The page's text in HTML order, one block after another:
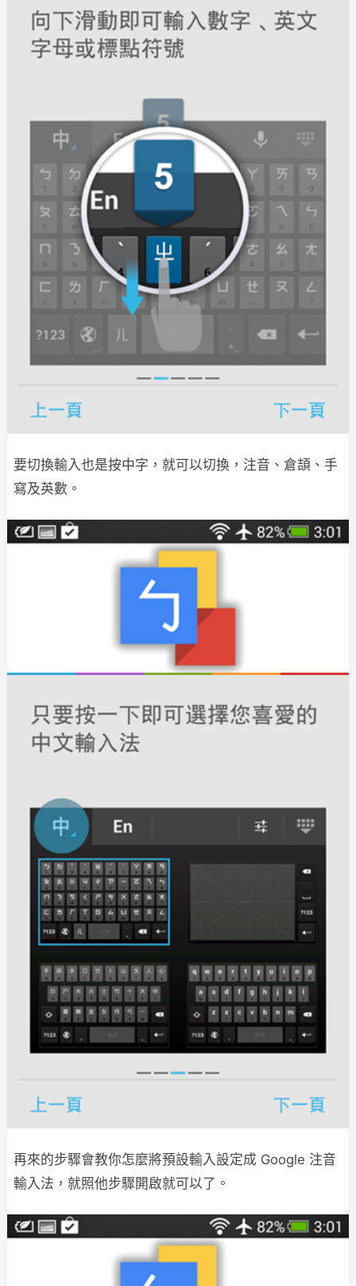
要切換輸入也是按中字，就可以切換，注音、倉頡、手
寫及英數。
再來的步驟會教你怎麼將預設輸入設定成 Google 注音
輸入法，就照他步驟開啟就可以了。